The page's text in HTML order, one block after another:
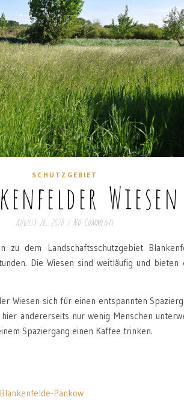
SCHUTZGEBIET Wiesen
August 26, 2020 / No Comments
zu dem Landschaftsschutzgebiet
Die Wiesen sind weitläufig und
Wiesen sich für einen entspannten
andererseits nur wenig Menschen
Spaziergang einen Kaffee trinken.
Pankow